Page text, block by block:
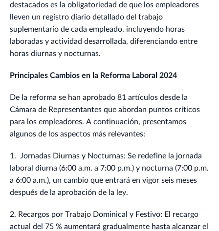
destacados es la obligatoriedad de que los empleadores
lleven un registro diario detallado del trabajo
suplementario de cada empleado, incluyendo horas
laboradas y actividad desarrollada, diferenciando entre
horas diurnas y nocturnas.
Principales Cambios en la Reforma Laboral 2024
De la reforma se han aprobado 81 artículos desde la
Cámara de Representantes que abordan puntos críticos
para los empleadores. A continuación, presentamos
algunos de los aspectos más relevantes:
1. Jornadas Diurnas y Nocturnas: Se redefine la jornada
laboral diurna (6:00 a.m. a 7:00 p.m.) y nocturna (7:00 p.m.
a 6:00 a.m.), un cambio que entrará en vigor seis meses
después de la aprobación de la ley.
2. Recargos por Trabajo Dominical y Festivo: El recargo
actual del 75 % aumentará gradualmente hasta alcanzar el